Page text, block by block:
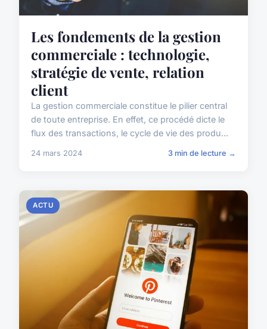
Les fondements de la gestion
commerciale : technologie,
stratégie de vente, relation
client
La gestion commerciale constitue le pilier central
de toute entreprise. En effet, ce procédé dicte le
flux des transactions, le cycle de vie des produ...
24 mars 2024 3 min de lecture →
ACTU